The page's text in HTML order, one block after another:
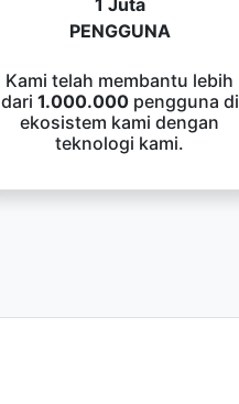
PENGGUNA
Kami telah membantu lebih
dari 1.000.000pengguna di
ekosistem kami dengan
teknologi kami.